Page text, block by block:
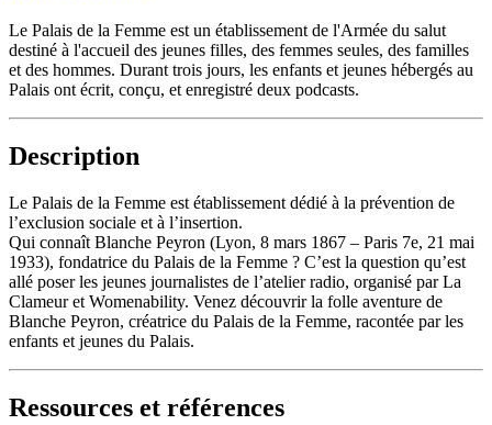
Le Palais de la Femme est un établissement de l'Armée du salut
destiné à l'accueil des jeunes filles, des femmes seules, des familles
et des hommes. Durant trois jours, les enfants et jeunes hébergés au
Palais ont écrit, conçu, et enregistré deux podcasts.
Description
Le Palais de la Femme est établissement dédié à la prévention de
l’exclusion sociale et à l’insertion.
Qui connaît Blanche Peyron (Lyon, 8 mars 1867 – Paris 7e, 21 mai
1933), fondatrice du Palais de la Femme ? C’est la question qu’est
allé poser les jeunes journalistes de l’atelier radio, organisé par La
Clameur et Womenability. Venez découvrir la folle aventure de
Blanche Peyron, créatrice du Palais de la Femme, racontée par les
enfants et jeunes du Palais.
Ressources et références